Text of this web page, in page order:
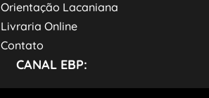
Orientação Lacaniana
Livraria Online
Contato
CANAL EBP: